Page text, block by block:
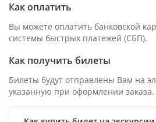
Как оплатить
Вы можете оплатить банковской
системы быстрых платежей (СБП).
Как получить билеты
Билеты будут отправлены Вам на
указанную при оформлении заказа.